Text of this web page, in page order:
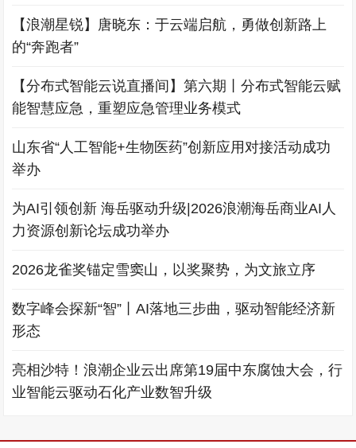
【浪潮星锐】唐晓东：于云端启航，勇做创新路上
的“奔跑者”
【分布式智能云说直播间】第六期丨分布式智能云赋
能智慧应急，重塑应急管理业务模式
山东省“人工智能+生物医药”创新应用对接活动成功
举办
为AI引领创新 海岳驱动升级|2026浪潮海岳商业AI人
力资源创新论坛成功举办
2026龙雀奖锚定雪窦山，以奖聚势，为文旅立序
数字峰会探新“智”丨AI落地三步曲，驱动智能经济新
形态
亮相沙特！浪潮企业云出席第19届中东腐蚀大会，行
业智能云驱动石化产业数智升级